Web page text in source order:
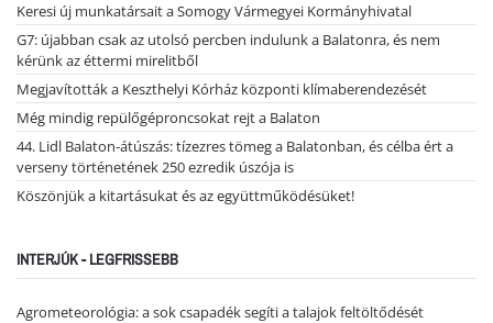
Keresi új munkatársait a Somogy Vármegyei Kormányhivatal
G7: újabban csak az utolsó percben indulunk a Balatonra, és nem
kérünk az éttermi mirelitből
Megjavították a Keszthelyi Kórház központi klímaberendezését
Még mindig repülőgéproncsokat rejt a Balaton
44. Lidl Balaton-átúszás: tízezres tömeg a Balatonban, és célba ért a
verseny történetének 250 ezredik úszója is
Köszönjük a kitartásukat és az együttműködésüket!
INTERJÚK - LEGFRISSEBB
Agrometeorológia: a sok csapadék segíti a talajok feltöltődését